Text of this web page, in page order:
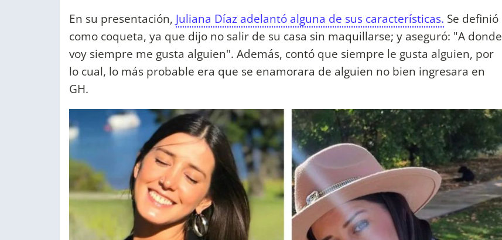
En su presentación, Juliana Díaz adelantó alguna de sus características. Se definió
como coqueta, ya que dijo no salir de su casa sin maquillarse; y aseguró: "A donde
voy siempre me gusta alguien". Además, contó que siempre le gusta alguien, por
lo cual, lo más probable era que se enamorara de alguien no bien ingresara en
GH.